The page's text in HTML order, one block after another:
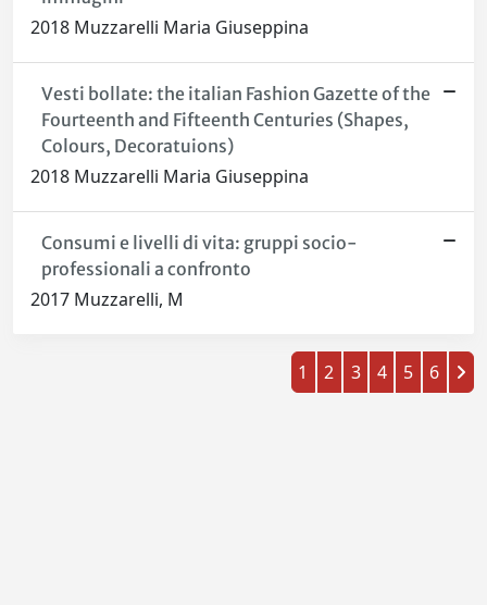
2018 Muzzarelli Maria Giuseppina
Vesti bollate: the italian Fashion Gazette of the
Fourteenth and Fifteenth Centuries (Shapes,
Colours, Decoratuions)
2018 Muzzarelli Maria Giuseppina
Consumi e livelli di vita: gruppi socio-
professionali a confronto
2017 Muzzarelli, M
1 2 3 4 5 6